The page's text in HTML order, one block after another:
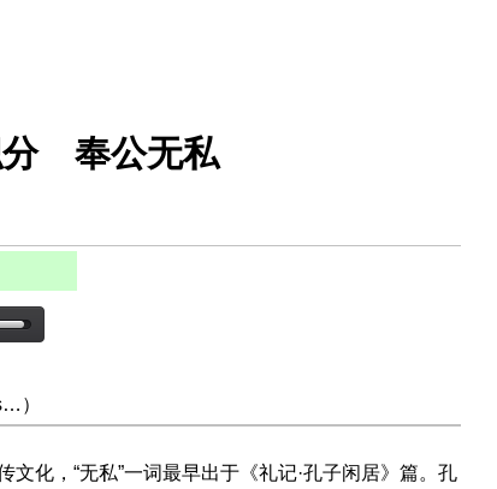
分 奉公无私
）
化，“无私”一词最早出于《礼记·孔子闲居》篇。孔